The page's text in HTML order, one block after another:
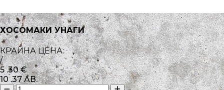
ХОСОМАКИ УНАГИ
КРАЙНА ЦЕНА:
/
5 .30 €
10 .37 ЛВ.